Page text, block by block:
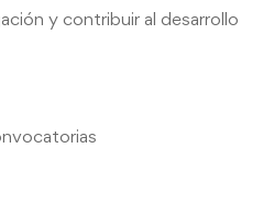
y contribuir al desarrollo